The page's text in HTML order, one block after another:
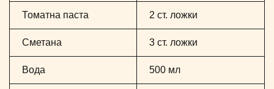
Томатна паста 2 ст. ложки
Сметана 3 ст. ложки
Вода 500 мл